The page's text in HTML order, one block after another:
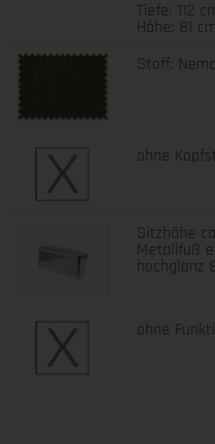
Tiefe: 112
Höhe: 81 cm
Stoff:
ohne
Sitzhöhe
Metallfuß
hochglanz
ohne